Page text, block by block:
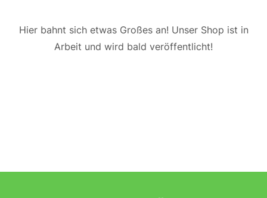
Hier bahnt sich etwas Großes an! Unser Shop ist in
Arbeit und wird bald veröffentlicht!